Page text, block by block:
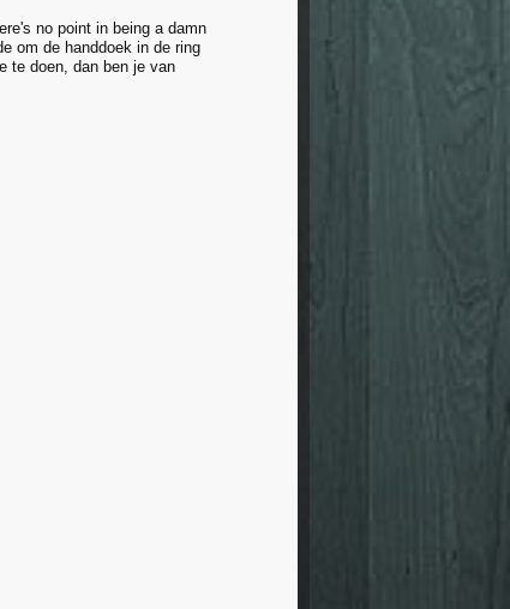
no point in being a damn
om de handdoek in de ring
te doen, dan ben je van